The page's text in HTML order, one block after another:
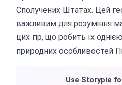
Сполучених Штатах. Цей
важливим для розуміння
цих гір, що робить їх
природних особливостей
Use Storypie